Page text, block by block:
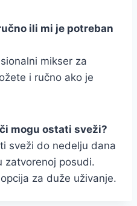
ili mi je potreban
mikser za
i ručno ako je
mogu ostati sveži?
sveži do nedelju dana
zatvorenoj posudi.
za duže uživanje.